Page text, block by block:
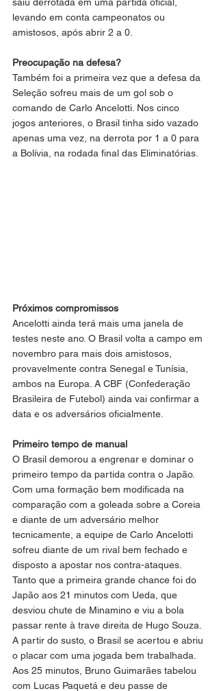
levando em conta campeonatos ou
amistosos, após abrir 2 a 0.
Preocupação na defesa?
Também foi a primeira vez que a defesa da
Seleção sofreu mais de um gol sob o
comando de Carlo Ancelotti. Nos cinco
jogos anteriores, o Brasil tinha sido vazado
apenas uma vez, na derrota por 1 a 0 para
a Bolívia, na rodada final das Eliminatórias.
Próximos compromissos
Ancelotti ainda terá mais uma janela de
testes neste ano. O Brasil volta a campo em
novembro para mais dois amistosos,
provavelmente contra Senegal e Tunísia,
ambos na Europa. A CBF (Confederação
Brasileira de Futebol) ainda vai confirmar a
data e os adversários oficialmente.
Primeiro tempo de manual
O Brasil demorou a engrenar e dominar o
primeiro tempo da partida contra o Japão.
Com uma formação bem modificada na
comparação com a goleada sobre a Coreia
e diante de um adversário melhor
tecnicamente, a equipe de Carlo Ancelotti
sofreu diante de um rival bem fechado e
disposto a apostar nos contra-ataques.
Tanto que a primeira grande chance foi do
Japão aos 21 minutos com Ueda, que
desviou chute de Minamino e viu a bola
passar rente à trave direita de Hugo Souza.
A partir do susto, o Brasil se acertou e abriu
o placar com uma jogada bem trabalhada.
Aos 25 minutos, Bruno Guimarães tabelou
com Lucas Paquetá e deu passe de